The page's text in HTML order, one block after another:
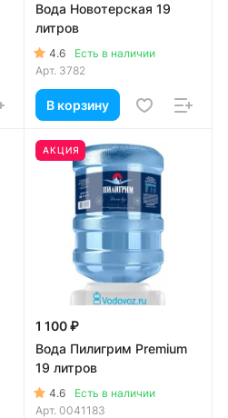
Вода Новотерская 19
литров
4.6
Есть в наличии
Арт. 3782
В корзину
АКЦИЯ
1 100 ₽
Вода Пилигрим Premium
19 литров
4.6
Есть в наличии
Арт. 0041183